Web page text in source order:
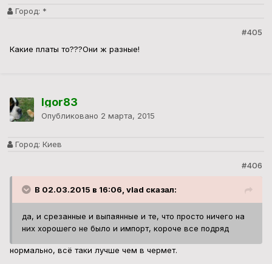
Город: *
#405
Какие платы то???Они ж разные!
Igor83
Опубликовано 2 марта, 2015
Город: Киев
#406
В 02.03.2015 в 16:06, vlad сказал:
да, и срезанные и выпаянные и те, что просто ничего на
них хорошего не было и импорт, короче все подряд
нормально, всё таки лучше чем в чермет.